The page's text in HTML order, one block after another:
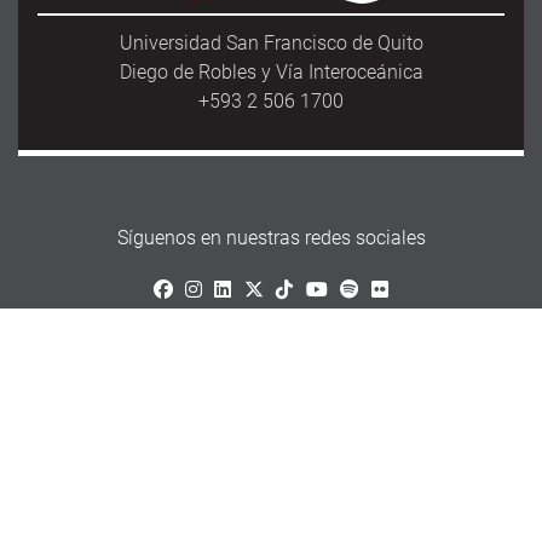
Universidad San Francisco de Quito
Diego de Robles y Vía Interoceánica
+593 2 506 1700
Síguenos en nuestras redes sociales